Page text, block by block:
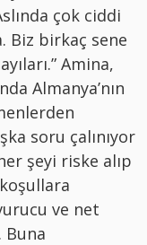
çok ciddi
Biz birkaç sene
Amina,
Almanya’nın
soru çalınıyor
şeyi riske alıp
ve net